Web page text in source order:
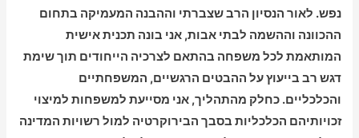
נפש. לאור הנסיון הרב שצברתי וההבנה המעמיקה בתחום
ההכוונה וההשמה לבתי אבות, אני בונה תכנית אישית
המותאמת לכל משפחה בהתאם לצרכיה הייחודים תוך שימת
דגש רב בייעוץ על ההבטים הרגשיים, המשפחתיים
והכלכליים. כחלק מהתהליך, אני מסייעת למשפחות למיצוי
זכויותיהם הכלכליות בסבך הבירוקרטיה למול רשויות המדינה